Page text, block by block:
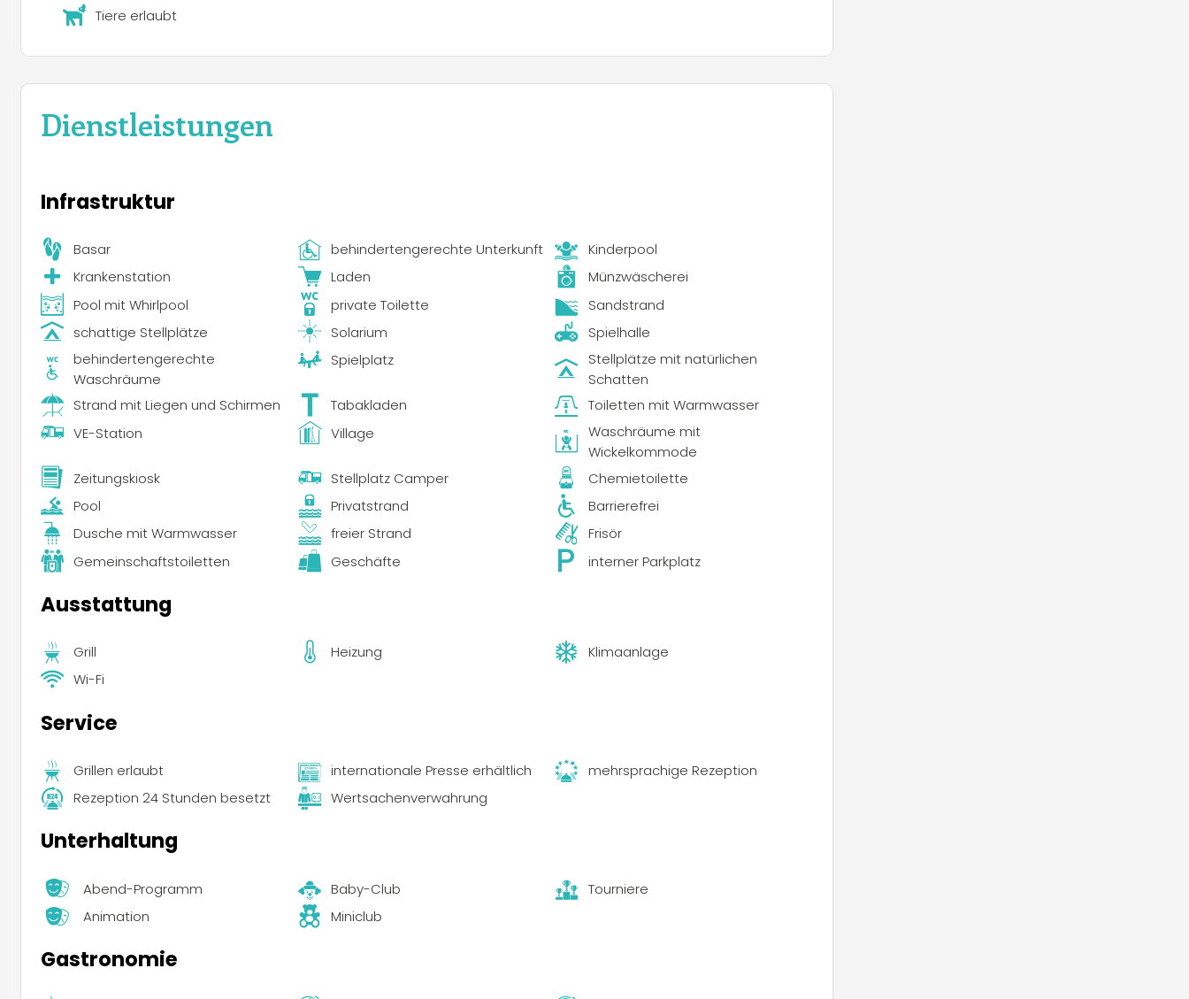
Tiere erlaubt
Dienstleistungen
Infrastruktur
Basar behindertengerechte Unterkunft
Kinderpool
Krankenstation
Laden
Münzwäscherei
Pool mit Whirlpool
private Toilette
Sandstrand
schattige Stellplätze
Solarium
Spielhalle
behindertengerechte
Waschräume
Spielplatz
Stellplätze mit natürlichen
Schatten
Strand mit Liegen und Schirmen
Tabakladen
Toiletten mit Warmwasser
VE-Station
Village
Waschräume mit
Wickelkommode
Zeitungskiosk
Stellplatz Camper
Chemietoilette
Pool
Privatstrand
Barrierefrei
Dusche mit Warmwasser
freier Strand
Frisör
Gemeinschaftstoiletten
Geschäfte interner Parkplatz
Ausstattung
Grill Heizung
Klimaanlage
Wi-Fi
Service
Grillen erlaubt internationale Presse erhältlich
mehrsprachige Rezeption
Rezeption 24 Stunden besetzt
Wertsachenverwahrung
Unterhaltung
Abend-Programm Baby-Club
Tourniere
Animation
Miniclub
Gastronomie